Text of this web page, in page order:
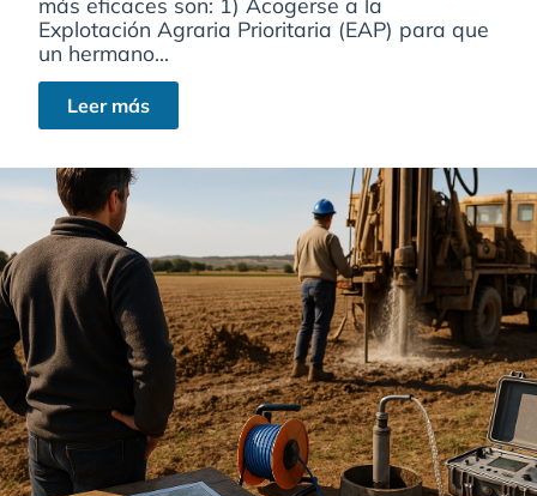
Explotación Agraria Prioritaria (EAP) para que
un hermano...
Leer más